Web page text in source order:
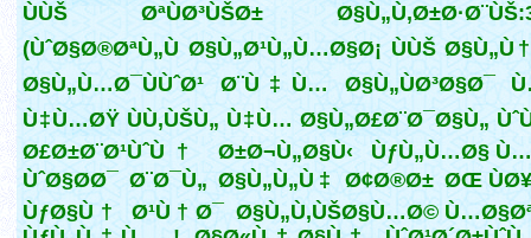
ÙÙŠ ØªÙØ³ÙŠØ±
(ÙˆØ§Ø®ØªÙ„Ù Ø§Ù„Ø¹Ù„Ù…Ø§Ø¡ ÙÙŠ
Ø§Ù„Ù…Ø¯ÙÙˆØ¹ Ø¨Ù‡Ù… Ø§Ù„ÙØ³Ø§Ø¯
Ù‡Ù…ØŸ ÙÙ‚ÙŠÙ„ Ù‡Ù… Ø§Ù„Ø£Ø¨Ø¯Ø§Ù„
Ø£Ø±Ø¨Ø¹ÙˆÙ† Ø±Ø¬Ù„Ø§Ù‹ ÙƒÙ„Ù…Ø§
ÙˆØ§Ø­Ø¯ Ø¨Ø¯Ù„ Ø§Ù„Ù„Ù‡ Ø¢Ø®Ø± ØŒ
ÙƒØ§Ù† Ø¹Ù†Ø¯ Ø§Ù„Ù‚ÙŠØ§Ù…Ø©